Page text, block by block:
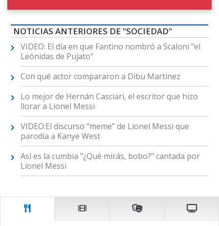
NOTICIAS ANTERIORES DE "SOCIEDAD"
VIDEO: El día en que Fantino nombró a Scaloni "el
Leónidas de Pujato"
Con qué actor compararon a Dibu Martinez
Lo mejor de Hernán Casciari, el escritor que hizo
llorar a Lionel Messi
VIDEO:El discurso “meme” de Lionel Messi que
parodia a Kanye West
Así es la cumbia "¿Qué mirás, bobo?" cantada por
Lionel Messi